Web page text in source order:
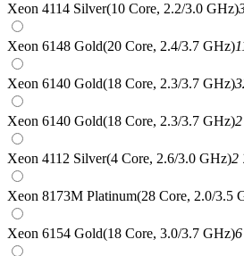
Xeon 4114 Silver(10 Core, 2.2/3.0 GHz)
Xeon 6148 Gold(20 Core, 2.4/3.7 GHz)
Xeon 6140 Gold(18 Core, 2.3/3.7 GHz)
Xeon 6140 Gold(18 Core, 2.3/3.7 GHz)
Xeon 4112 Silver(4 Core, 2.6/3.0 GHz)2
Xeon 8173M Platinum(28 Core, 2.0/3.5
Xeon 6154 Gold(18 Core, 3.0/3.7 GHz)